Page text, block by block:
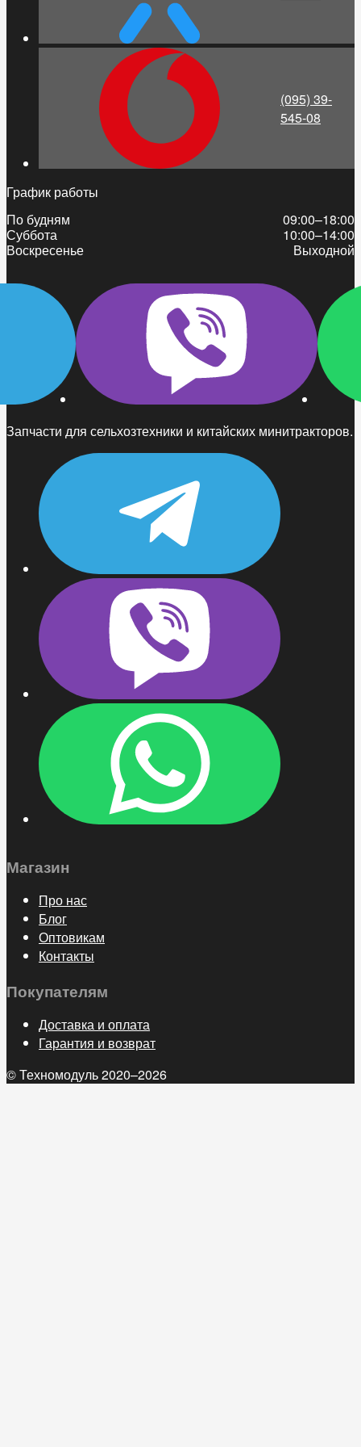
Запчасти для сельхозтехники и китайских минитракторов.
Магазин
Про нас
Блог
Оптовикам
Контакты
Покупателям
Доставка и оплата
Гарантия и возврат
© Техномодуль 2020–2026
(095) 39-
545-08
График работы
По будням
09:00–18:00
Суббота
10:00–14:00
Воскресенье
Выходной